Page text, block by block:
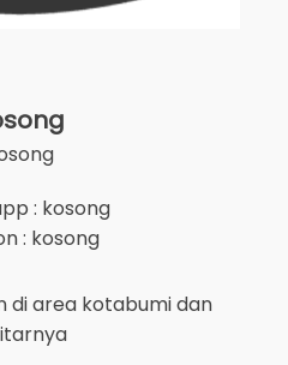
: kosong
: kosong
di area kotabumidan